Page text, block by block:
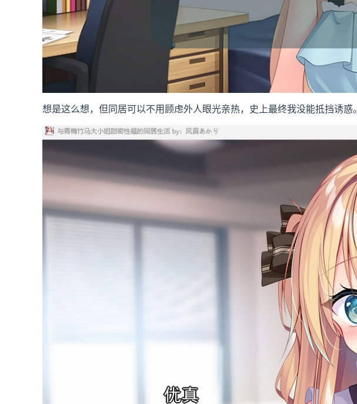
想是这么想，但同居可以不用顾虑外人眼光亲热，史上最终我没能抵挡诱惑。